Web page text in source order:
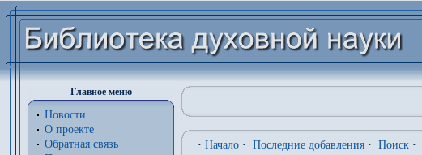
Главное меню
Новости
О проекте
Обратная связь
· Начало · Последние добавления · Поиск ·